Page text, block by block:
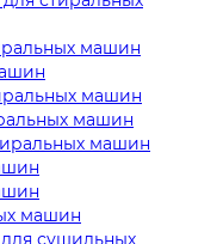
машин
машин
машин
машин
машин
сушильных